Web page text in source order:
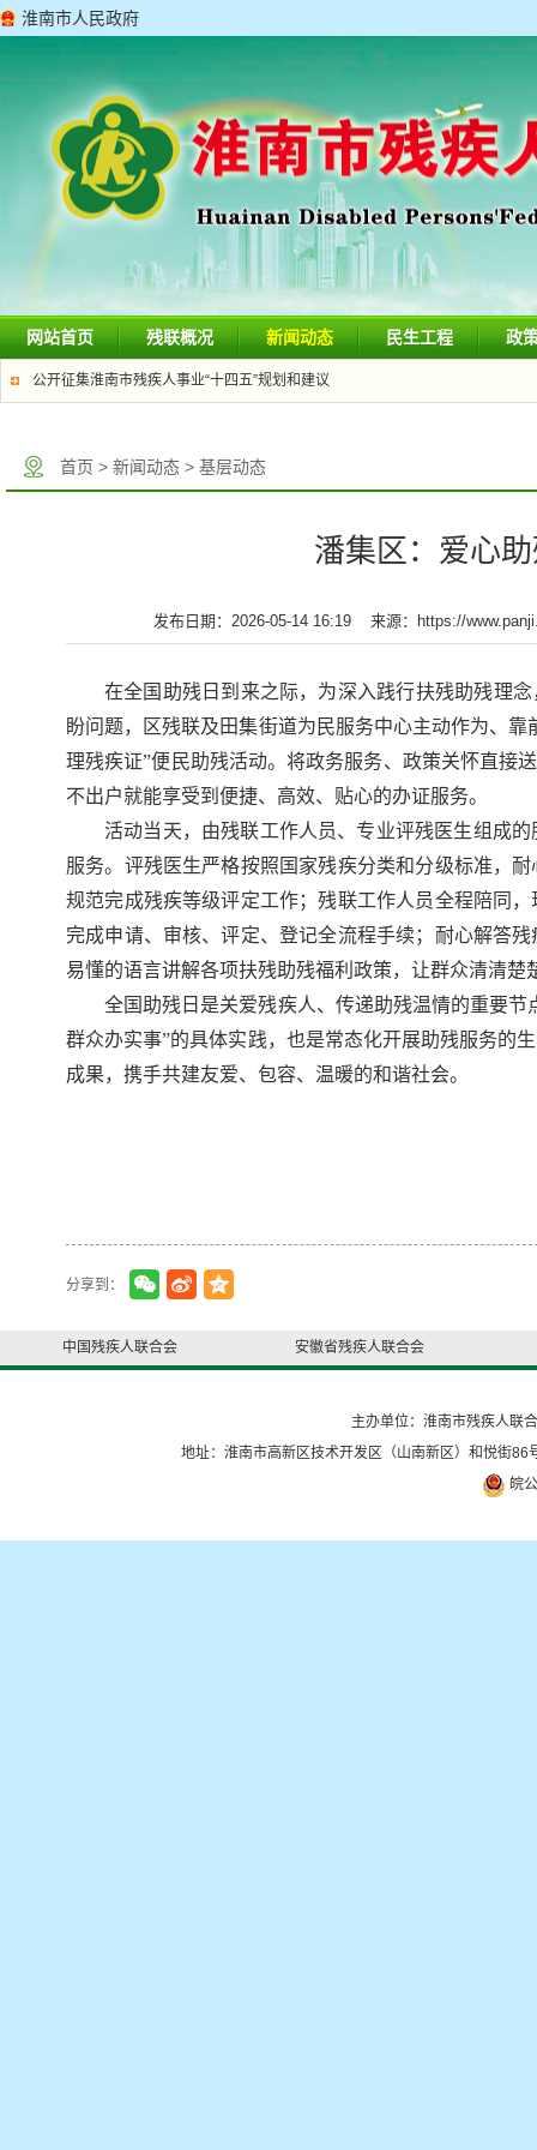
淮南市人民政府
网站首页 残联概况 新闻动态 民生工程 政
公开征集淮南市残疾人事业“十四五”规划和建议
首页 > 新闻动态 > 基层动态
潘集区：爱心
发布日期：2026-05-14 16:19 来源：https://
在全国助残日到来之际，为深入践行扶残助残理
盼问题，区残联及田集街道为民服务中心主动作为、
理残疾证”便民助残活动。将政务服务、政策关怀直接
不出户就能享受到便捷、高效、贴心的办证服务。
活动当天，由残联工作人员、专业评残医生组成
服务。评残医生严格按照国家残疾分类和分级标准，
规范完成残疾等级评定工作；残联工作人员全程陪同
完成申请、审核、评定、登记全流程手续；耐心解答
易懂的语言讲解各项扶残助残福利政策，让群众清清楚
全国助残日是关爱残疾人、传递助残温情的重要
群众办实事”的具体实践，也是常态化开展助残服务的
成果，携手共建友爱、包容、温暖的和谐社会。
分享到：
中国残疾人联合会 安徽省残疾人联合会
主办单位：淮南市残疾人联
地址：淮南市高新区技术开发区（山南新区）和悦街86
皖